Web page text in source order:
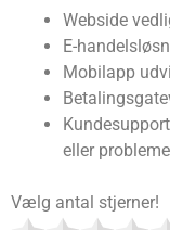
Webside
E-
Mobilapp
eller
Vælg antal stjerner!